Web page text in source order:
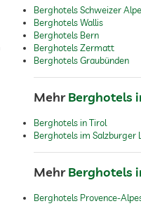
Berghotels Schweizer
Berghotels Wallis
Berghotels Bern
Berghotels Zermatt
Berghotels Graubünden
MehrBerghotels
Berghotels in Tirol
Berghotels im Salzburger
MehrBerghotels
Berghotels Provence-